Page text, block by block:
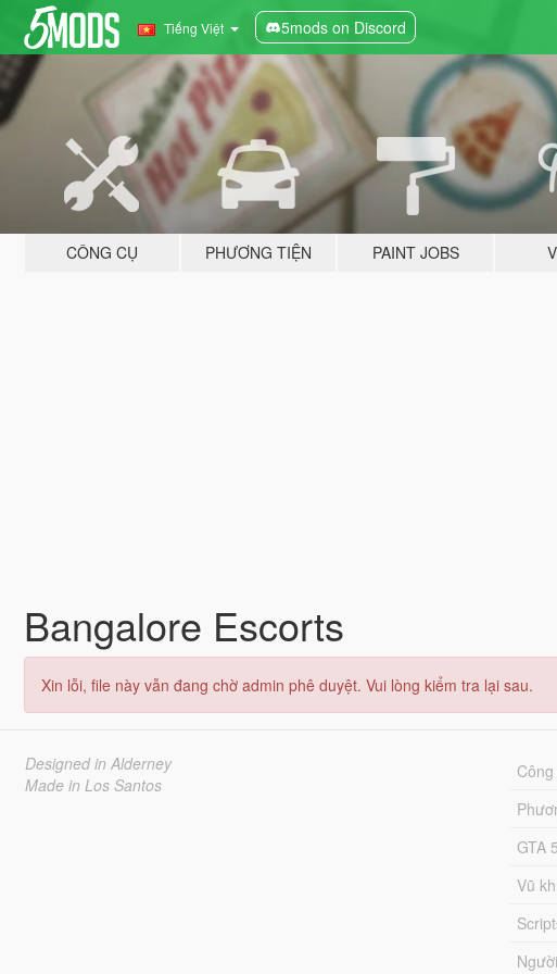
Tiếng Việt 5mods on Discord
CÔNG CỤ PHƯƠNG TIỆN PAINT JOBS
Bangalore Escorts
Xin lỗi, file này vẫn đang chờ admin phê duyệt. Vui lòng kiểm tra lại sau.
Designed in Alderney
Made in Los Santos
GTA
Vũ